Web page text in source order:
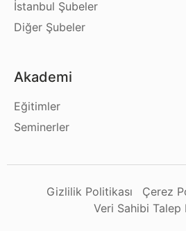
İstanbul Şubeler
Diğer Şubeler
Akademi
Eğitimler
Seminerler
Gizlilik Politikası Çerez
Veri Sahibi Talep